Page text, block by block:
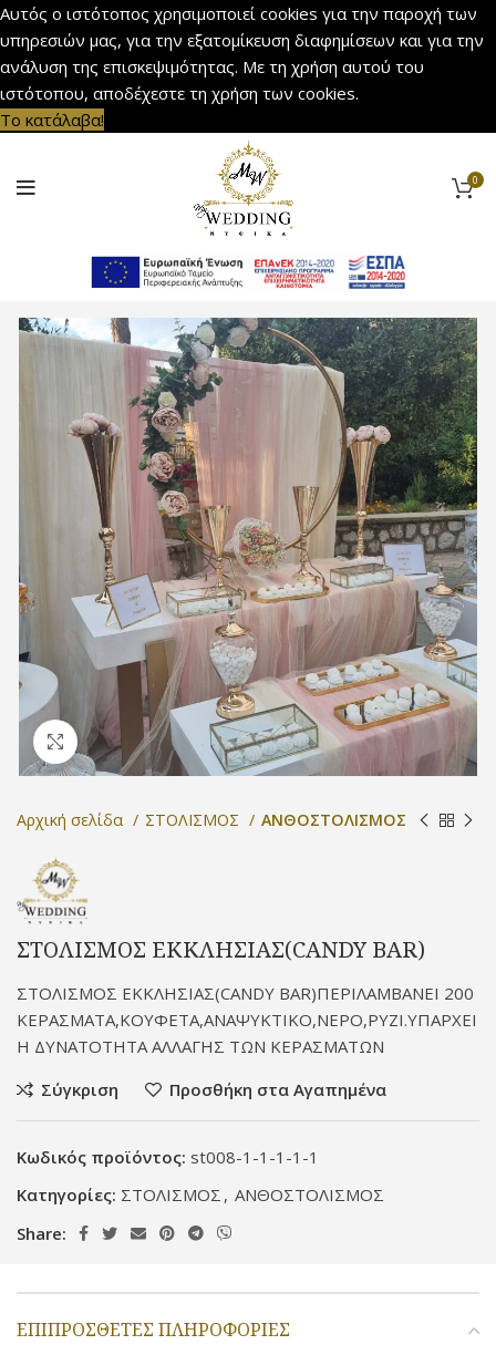
Αυτός ο ιστότοπος χρησιμοποιεί cookies για την παροχή των
υπηρεσιών μας, για την εξατομίκευση διαφημίσεων και για την
ανάλυση της επισκεψιμότητας. Με τη χρήση αυτού του
ιστότοπου, αποδέχεστε τη χρήση των cookies.
Το κατάλαβα!
0
Προβολή
Αρχική σελίδα ΣΤΟΛΙΣΜΟΣ ΑΝΘΟΣΤΟΛΙΣΜΟΣ
ΣΤΟΛΙΣΜΟΣ ΕΚΚΛΗΣΙΑΣ(CANDY BAR)
ΣΤΟΛΙΣΜΟΣ ΕΚΚΛΗΣΙΑΣ(CANDY BAR)ΠΕΡΙΛΑΜΒΑΝΕΙ 200
ΚΕΡΑΣΜΑΤΑ,ΚΟΥΦΕΤΑ,ΑΝΑΨΥΚΤΙΚΟ,ΝΕΡΟ,ΡΥΖΙ.ΥΠΑΡΧΕΙ
Η ΔΥΝΑΤΟΤΗΤΑ ΑΛΛΑΓΗΣ ΤΩΝ ΚΕΡΑΣΜΑΤΩΝ
Σύγκριση
Προσθήκη στα Αγαπημένα
Κωδικός προϊόντος: st008-1-1-1-1-1
Κατηγορίες: ΣΤΟΛΙΣΜΟΣ , ΑΝΘΟΣΤΟΛΙΣΜΟΣ
Share:
ΕΠΙΠΡΌΣΘΕΤΕΣ ΠΛΗΡΟΦΟΡΊΕΣ